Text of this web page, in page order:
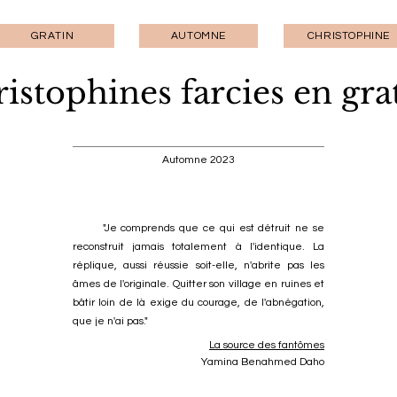
GRATIN
farcies en
AUTOMNE CHRISTOPHINE
Automne 2023
"Je comprends que ce qui est détruit ne se
reconstruit jamais totalement à l'identique. La
réplique, aussi réussie soit-elle, n'abrite pas les
âmes de l'originale. Quitter son village en ruines et
bâtir loin de là exige du courage, de l'abnégation,
que je n'ai pas."
La source des fantômes
Yamina Benahmed Daho